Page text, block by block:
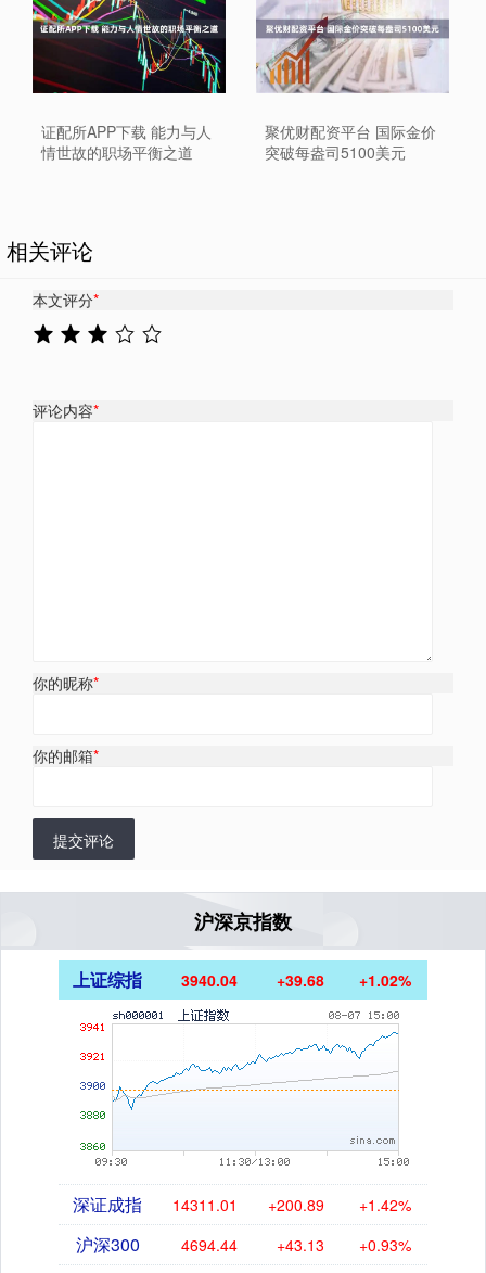
证配所APP下载 能力与人
情世故的职场平衡之道
聚优财配资平台 国际金价
突破每盎司5100美元
相关评论
本文评分*
评论内容*
你的昵称*
你的邮箱*
提交评论
沪深京指数
上证综指 3940.04 +39.68 +1.02%
深证成指 14311.01 +200.89 +1.42%
沪深300 4694.44 +43.13 +0.93%